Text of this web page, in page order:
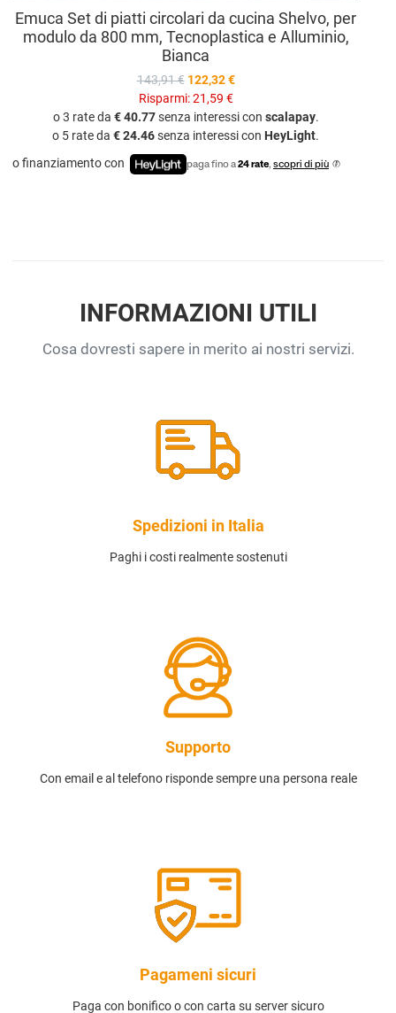
Emuca Set di piatti circolari da cucina Shelvo, per
modulo da 800 mm, Tecnoplastica e Alluminio,
Bianca
143,91 € 122,32 €
Risparmi:21,59 €
o 3 rate da € 40.77senza interessi con scalapay.
o 5 rate da € 24.46senza interessi con HeyLight.
o finanziamento con
paga fino a24 rate, scopri di più
INFORMAZIONI UTILI
Cosa dovresti sapere in merito ai nostri servizi.
Spedizioni in Italia
Paghi i costi realmente sostenuti
Supporto
Con email e al telefono risponde sempre una persona reale
Pagameni sicuri
Paga con bonifico o con carta su server sicuro